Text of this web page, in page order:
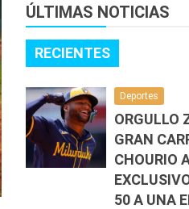
ÚLTIMAS NOTICIAS
RECIENTES
Deportes
ORGULLO
GRAN
CHOURIO
50 A UNA